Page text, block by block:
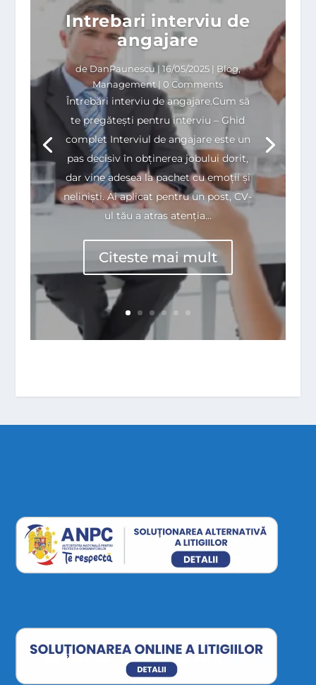
Intrebari interviu de
angajare
deDanPaunescu | 16/05/2025| Blog,
Management | 0 Comments
Întrebări interviu de angajare.Cum să
te pregătești pentru interviu – Ghid
complet Interviul de angajare este un
pas decisiv în obținerea jobului dorit,
dar vine adesea la pachet cu emoții și
neliniști. Ai aplicat pentru un post, CV-
ul tău a atras atenția...
Citeste mai mult